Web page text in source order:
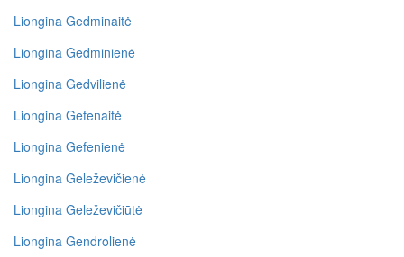
Liongina Gedminaitė
Liongina Gedminienė
Liongina Gedvilienė
Liongina Gefenaitė
Liongina Gefenienė
Liongina Geleževičienė
Liongina Geleževičiūtė
Liongina Gendrolienė